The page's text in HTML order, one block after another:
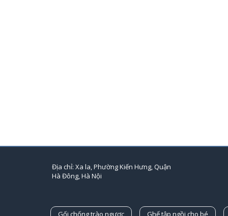
Địa chỉ: Xa la, Phường Kiến Hưng, Quận
Hà Đông, Hà Nội